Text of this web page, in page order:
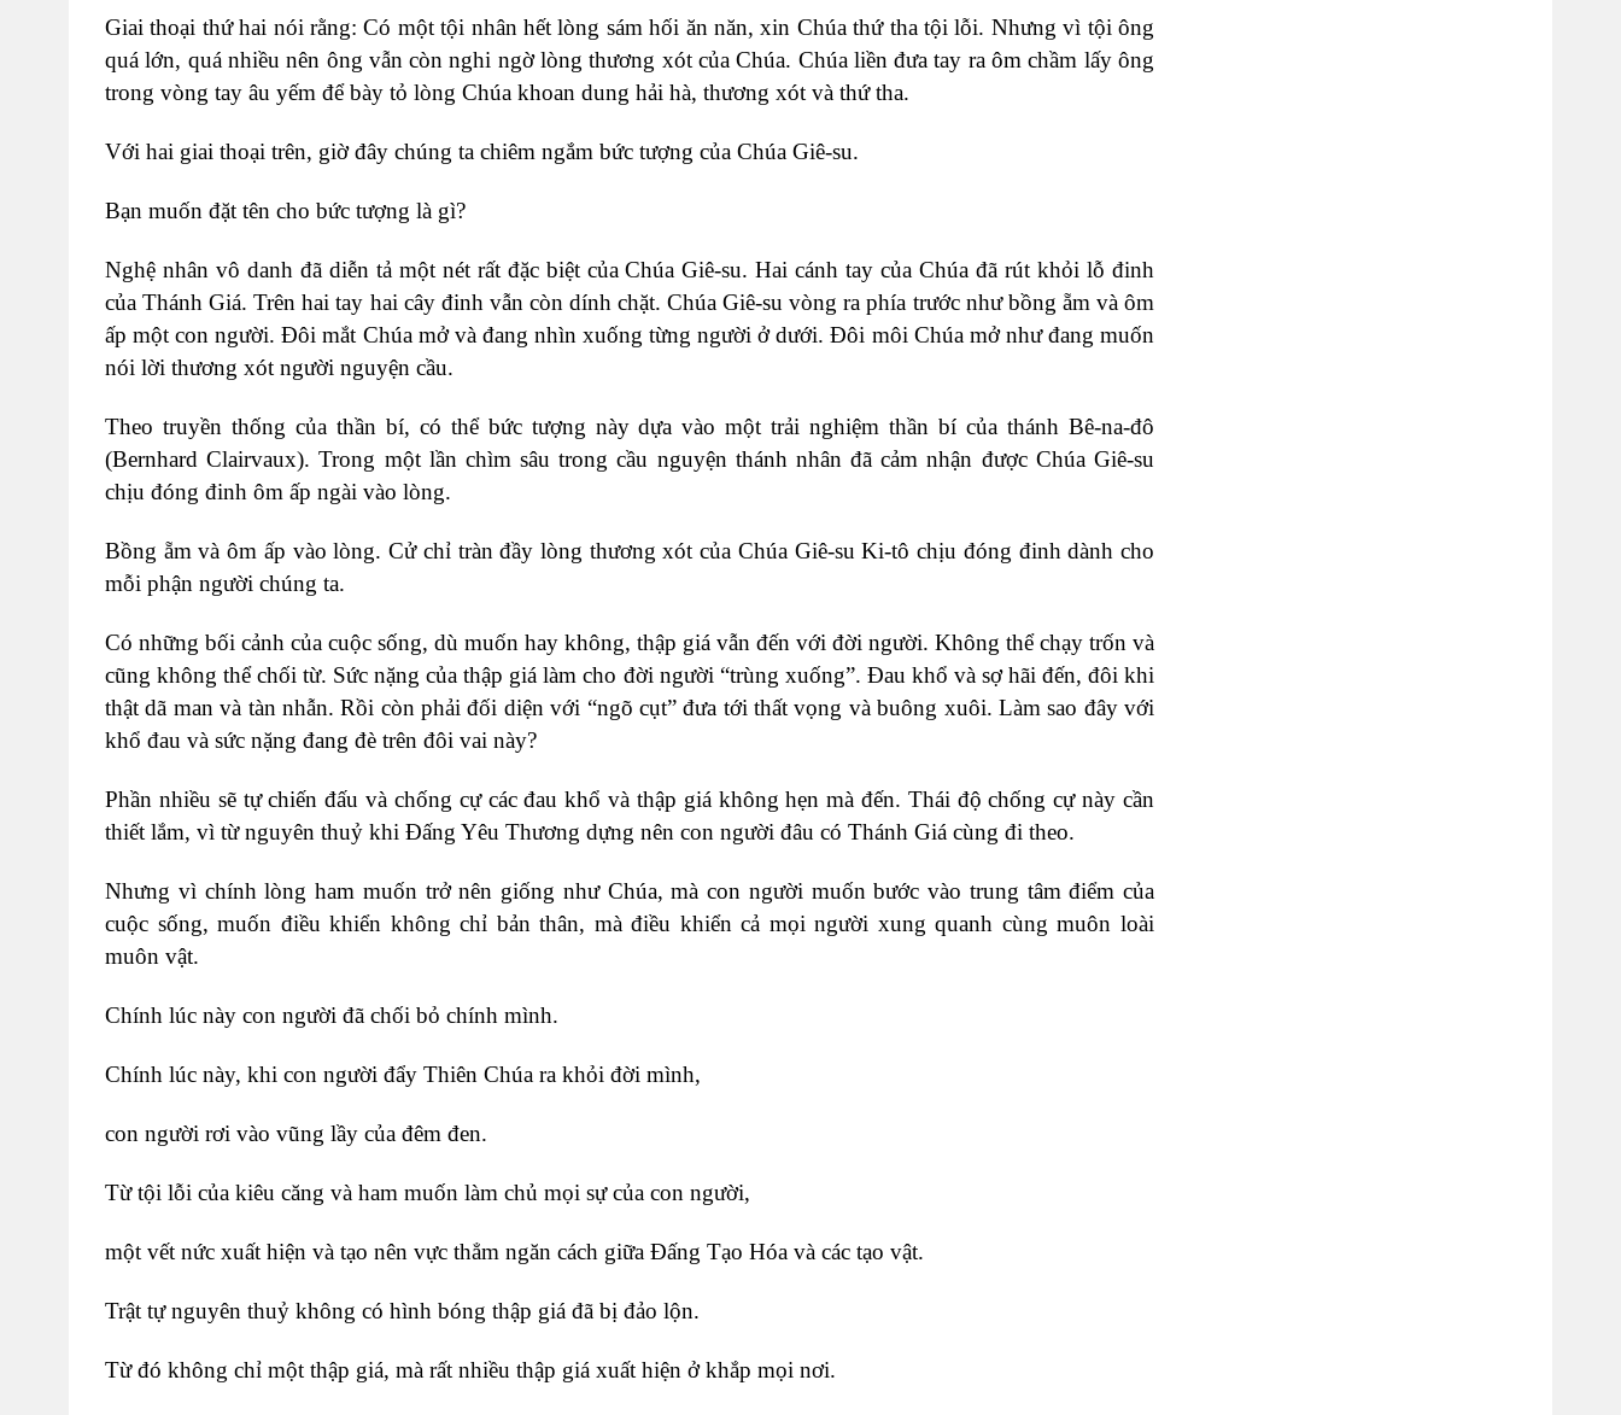
Giai thoại thứ hai nói rằng: Có một tội nhân hết lòng sám hối ăn năn, xin Chúa thứ tha tội lỗi. Nhưng vì tội ông
quá lớn, quá nhiều nên ông vẫn còn nghi ngờ lòng thương xót của Chúa. Chúa liền đưa tay ra ôm chầm lấy ông
trong vòng tay âu yếm để bày tỏ lòng Chúa khoan dung hải hà, thương xót và thứ tha.
Với hai giai thoại trên, giờ đây chúng ta chiêm ngắm bức tượng của Chúa Giê-su.
Bạn muốn đặt tên cho bức tượng là gì?
Nghệ nhân vô danh đã diễn tả một nét rất đặc biệt của Chúa Giê-su. Hai cánh tay của Chúa đã rút khỏi lỗ đinh
của Thánh Giá. Trên hai tay hai cây đinh vẫn còn dính chặt. Chúa Giê-su vòng ra phía trước như bồng ẵm và ôm
ấp một con người. Đôi mắt Chúa mở và đang nhìn xuống từng người ở dưới. Đôi môi Chúa mở như đang muốn
nói lời thương xót người nguyện cầu.
Theo truyền thống của thần bí, có thể bức tượng này dựa vào một trải nghiệm thần bí của thánh Bê-na-đô
(Bernhard Clairvaux). Trong một lần chìm sâu trong cầu nguyện thánh nhân đã cảm nhận được Chúa Giê-su
chịu đóng đinh ôm ấp ngài vào lòng.
Bồng ẵm và ôm ấp vào lòng. Cử chỉ tràn đầy lòng thương xót của Chúa Giê-su Ki-tô chịu đóng đinh dành cho
mỗi phận người chúng ta.
Có những bối cảnh của cuộc sống, dù muốn hay không, thập giá vẫn đến với đời người. Không thể chạy trốn và
cũng không thể chối từ. Sức nặng của thập giá làm cho đời người “trùng xuống”. Đau khổ và sợ hãi đến, đôi khi
thật dã man và tàn nhẫn. Rồi còn phải đối diện với “ngõ cụt” đưa tới thất vọng và buông xuôi. Làm sao đây với
khổ đau và sức nặng đang đè trên đôi vai này?
Phần nhiều sẽ tự chiến đấu và chống cự các đau khổ và thập giá không hẹn mà đến. Thái độ chống cự này cần
thiết lắm, vì từ nguyên thuỷ khi Đấng Yêu Thương dựng nên con người đâu có Thánh Giá cùng đi theo.
Nhưng vì chính lòng ham muốn trở nên giống như Chúa, mà con người muốn bước vào trung tâm điểm của
cuộc sống, muốn điều khiển không chỉ bản thân, mà điều khiển cả mọi người xung quanh cùng muôn loài
muôn vật.
Chính lúc này con người đã chối bỏ chính mình.
Chính lúc này, khi con người đẩy Thiên Chúa ra khỏi đời mình,
con người rơi vào vũng lầy của đêm đen.
Từ tội lỗi của kiêu căng và ham muốn làm chủ mọi sự của con người,
một vết nức xuất hiện và tạo nên vực thẳm ngăn cách giữa Đấng Tạo Hóa và các tạo vật.
Trật tự nguyên thuỷ không có hình bóng thập giá đã bị đảo lộn.
Từ đó không chỉ một thập giá, mà rất nhiều thập giá xuất hiện ở khắp mọi nơi.